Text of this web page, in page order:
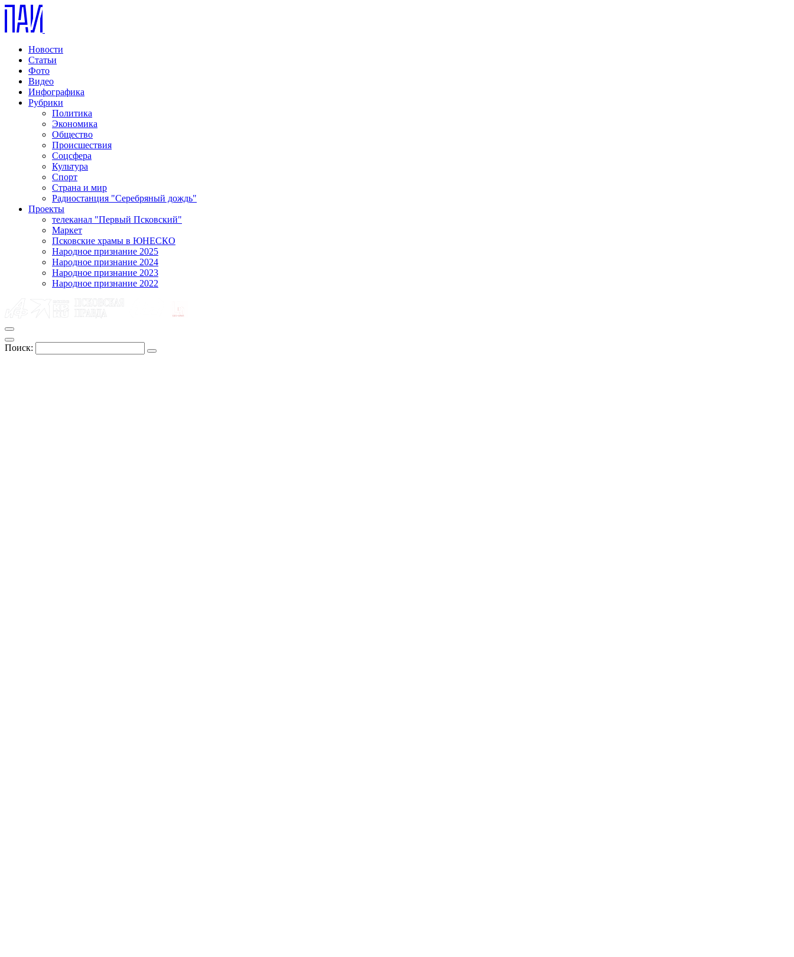
Новости
Статьи
Фото
Видео
Инфографика
Рубрики
Политика
Экономика
Общество
Происшествия
Соцсфера
Культура
Спорт
Страна и мир
Радиостанция "Серебряный дождь"
Проекты
телеканал "Первый Псковский"
Маркет
Псковские храмы в ЮНЕСКО
Народное признание 2025
Народное признание 2024
Народное признание 2023
Народное признание 2022
Поиск: